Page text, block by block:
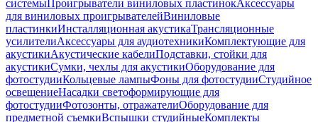
системыПроигрыватели виниловых пластинокАксессуары
для виниловых проигрывателейВиниловые
пластинкиИнсталляционная акустикаТрансляционные
усилителиАксессуары для аудиотехникиКомплектующие для
акустикиАкустические кабелиПодставки, стойки для
акустикиСумки, чехлы для акустикиОборудование для
фотостудииКольцевые лампыФоны для фотостудииСтудийное
освещениеНасадки светоформирующие для
фотостудииФотозонты, отражателиОборудование для
предметной съемкиВспышки студийныеКомплекты